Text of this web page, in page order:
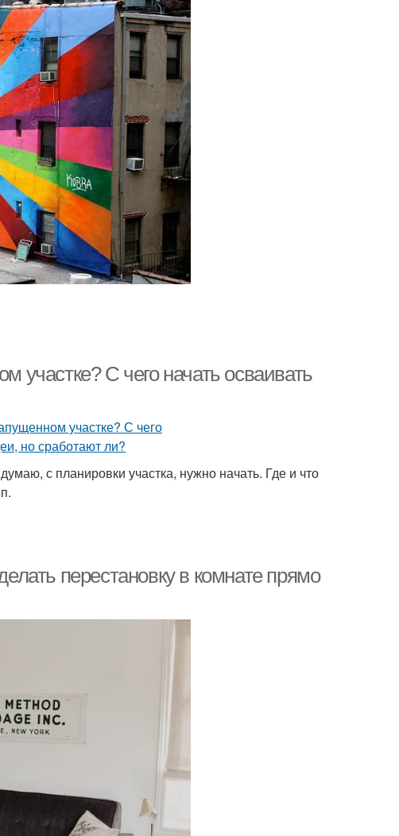
участке? С чего начать осваивать
с планировки участка, нужно начать. Где и что
перестановку в комнате прямо